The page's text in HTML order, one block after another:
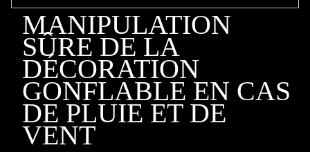
MANIPULATION
SÛRE DE LA
DÉCORATION
GONFLABLE EN CAS
DE PLUIE ET DE
VENT